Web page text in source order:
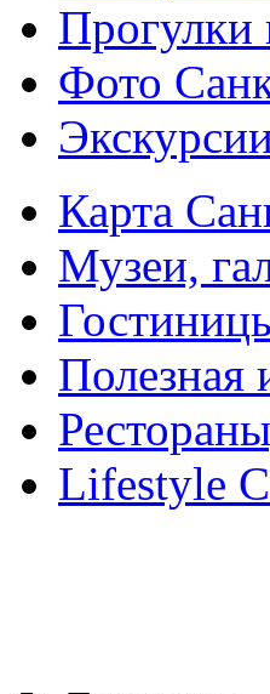
Прогулки
Фото
Карта
Музеи,
Полезная
Lifestyle